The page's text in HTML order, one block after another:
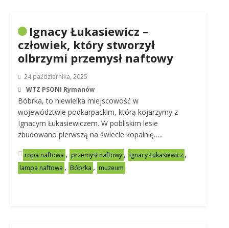
Ignacy Łukasiewicz –
człowiek, który stworzył
olbrzymi przemysł naftowy
24 października, 2025
WTZ PSONI Rymanów
Bóbrka, to niewielka miejscowość w
województwie podkarpackim, którą kojarzymy z
Ignacym Łukasiewiczem. W pobliskim lesie
zbudowano pierwszą na świecie kopalnię…..
ropa naftowa , przemysł naftowy , Ignacy Łukasiewicz ,
lampa naftowa , Bóbrka , muzeum